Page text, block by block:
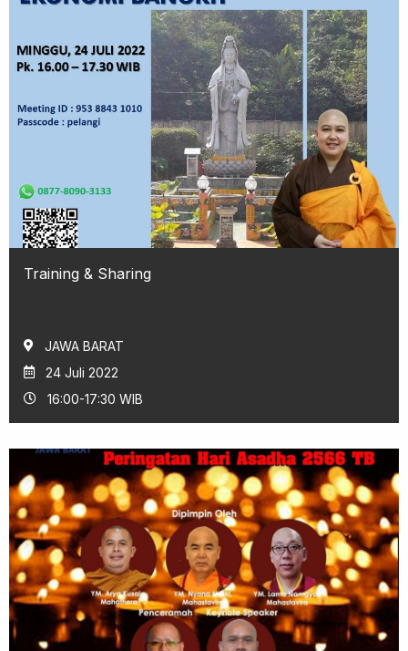
Training & Sharing
JAWA BARAT
24 Juli 2022
16:00-17:30 WIB